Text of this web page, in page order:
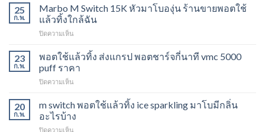
Switch
15K
วิธี
ดูด
ไม่
ให้
หัว
โบ
พีช
25
ก.พ.
Marbo M Switch 15K หัวมาโบองุ่น ร้านขายพอตใช้
แล้วทิ้งใกล้ฉัน
ปิดความเห็น
M
15K
หัว
โบ
องุ่น
23
ก.พ.
พอตใช้แล้วทิ้ง ส่งแกรป พอตชาร์จกี่นาที vmc 5000
puff ราคา
ปิดความเห็น
ทิ้ง
20
ก.พ.
m switch พอตใช้แล้วทิ้ง ice sparkling มาโบมีกลิ่น
อะไรบ้าง
ปิดความเห็น